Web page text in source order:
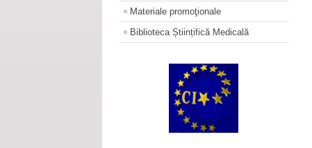
Materiale promoţionale
Biblioteca Științifică Medicală